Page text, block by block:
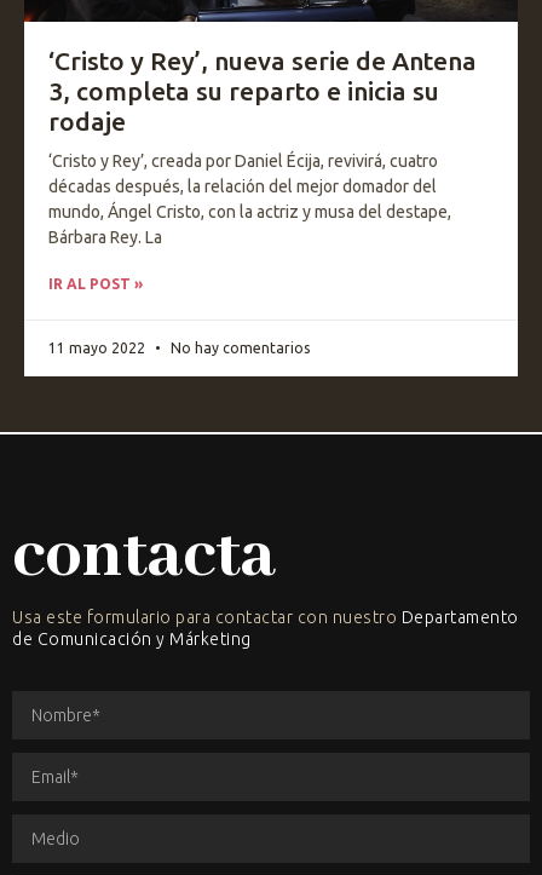
‘Cristo y Rey’, nueva serie de Antena
3, completa su reparto e inicia su
rodaje
‘Cristo y Rey’, creada por Daniel Écija, revivirá, cuatro
décadas después, la relación del mejor domador del
mundo, Ángel Cristo, con la actriz y musa del destape,
Bárbara Rey. La
IR AL POST »
11 mayo 2022 No hay comentarios
contacta
Usa este formulario para contactar con nuestro Departamento
de Comunicación y Márketing